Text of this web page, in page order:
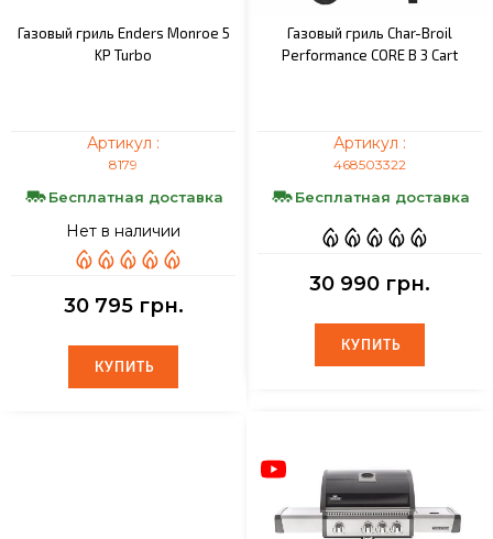
Газовый гриль Enders Monroe 5
KP Turbo
Артикул :
8179
Бесплатная доставка
Нет в наличии
30 795 грн.
КУПИТЬ
КУПИТЬ
Газовый гриль Char-Broil
Performance CORE B 3 Cart
Артикул :
468503322
Бесплатная доставка
30 990 грн.
КУПИТЬ
КУПИТЬ